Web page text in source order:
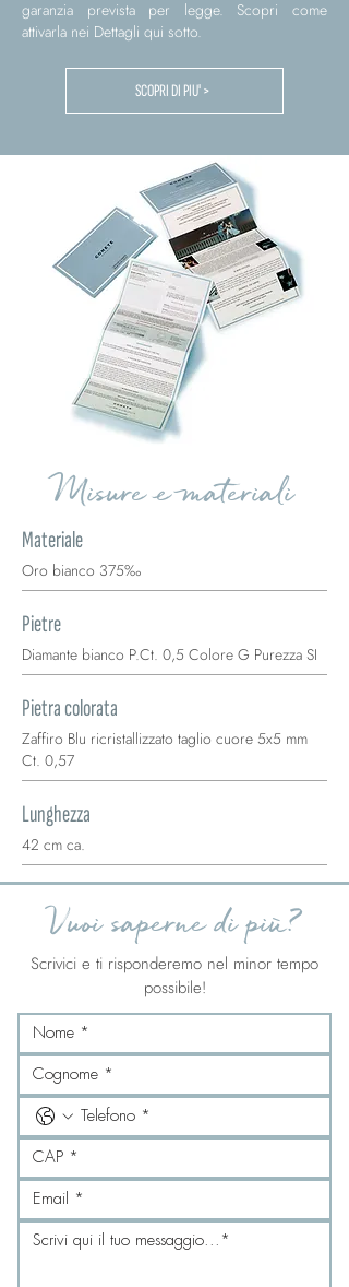
garanzia prevista per legge. Scopri come
attivarla nei Dettagli qui sotto.
SCOPRI DI PIU' >
Misure e materiali
Materiale
Oro bianco 375‰
Pietre
Diamante bianco P.Ct. 0,5 Colore G Purezza SI
Pietra colorata
Zaffiro Blu ricristallizzato taglio cuore 5x5 mm
Ct. 0,57
Lunghezza
42 cm ca.
Vuoi saperne di più?
Scrivici e ti risponderemo nel minor tempo
possibile!